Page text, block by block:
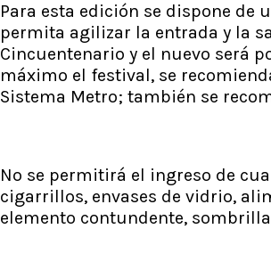
Para esta edición se dispone
permita agilizar la entrada y la
Cincuentenario y el nuevo será
máximo el festival, se
Sistema Metro; también se
No se permitirá el ingreso de
cigarrillos, envases de vidrio,
elemento contundente,